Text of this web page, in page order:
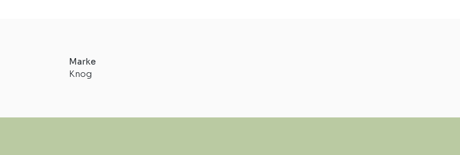
Marke
Knog